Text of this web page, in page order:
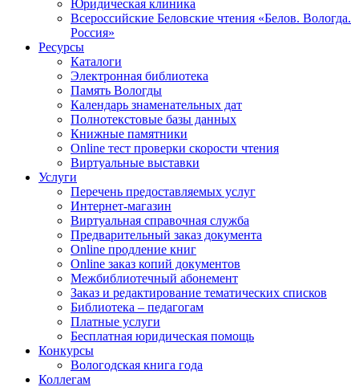
Юридическая клиника
Всероссийские Беловские чтения «Белов. Вологда.
Россия»
Ресурсы
Каталоги
Электронная библиотека
Память Вологды
Календарь знаменательных дат
Полнотекстовые базы данных
Книжные памятники
Online тест проверки скорости чтения
Виртуальные выставки
Услуги
Перечень предоставляемых услуг
Интернет-магазин
Виртуальная справочная служба
Предварительный заказ документа
Online продление книг
Online заказ копий документов
Межбиблиотечный абонемент
Заказ и редактирование тематических списков
Библиотека – педагогам
Платные услуги
Бесплатная юридическая помощь
Конкурсы
Вологодская книга года
Коллегам